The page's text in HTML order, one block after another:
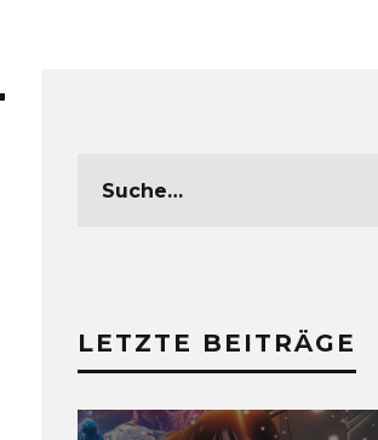
LETZTE BEITRÄGE